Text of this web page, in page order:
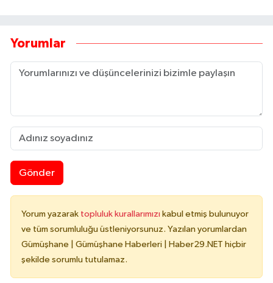
Yorumlar
Gönder
Yorum yazarak topluluk kurallarımızı kabul etmiş bulunuyor
ve tüm sorumluluğu üstleniyorsunuz. Yazılan yorumlardan
Gümüşhane | Gümüşhane Haberleri | Haber29.NET hiçbir
şekilde sorumlu tutulamaz.